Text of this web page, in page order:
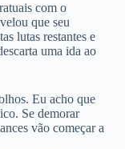
com o
que seu
lutas restantes e
uma ida ao
Eu acho que
Se demorar
vão começar a